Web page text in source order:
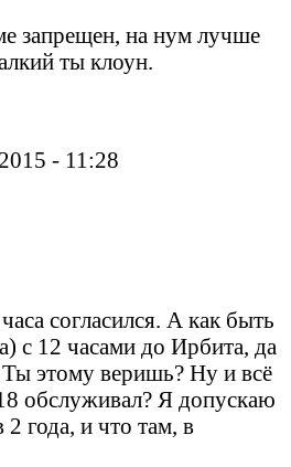
запрещен, на нум лучше
ты клоун.
- 11:28
согласился. А как быть
с 12 часами до Ирбита, да
Ты этому веришь? Ну и всё
обслуживал? Я допускаю
года, и что там, в